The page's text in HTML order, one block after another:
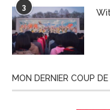
3
MON DERNIER COUP